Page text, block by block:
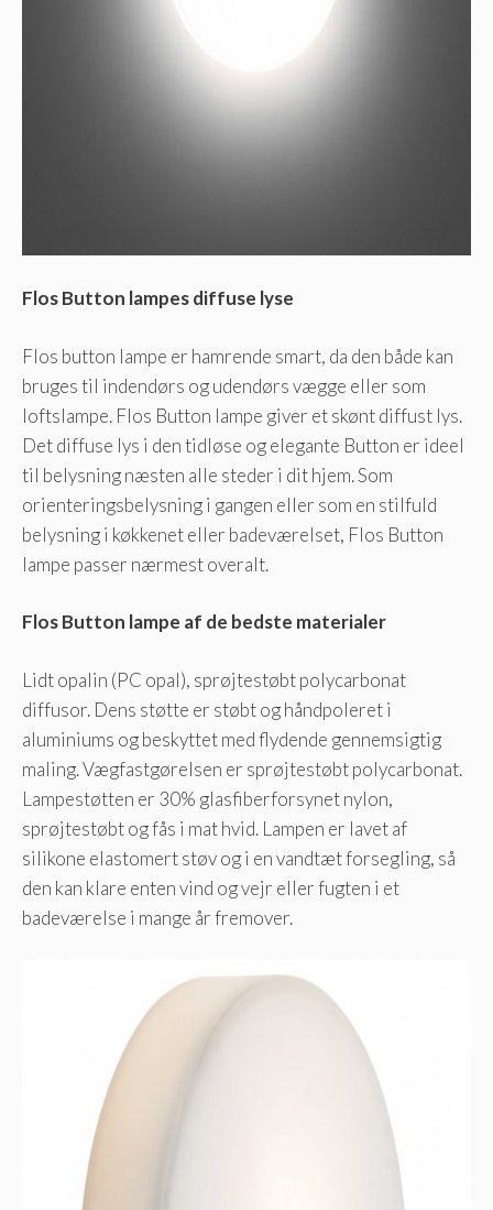
Flos Button lampes diffuse lyse
Flos button lampe er hamrende smart, da den både kan
bruges til indendørs og udendørs vægge eller som
loftslampe. Flos Button lampe giver et skønt diffust lys.
Det diffuse lys i den tidløse og elegante Button er ideel
til belysning næsten alle steder i dit hjem. Som
orienteringsbelysning i gangen eller som en stilfuld
belysning i køkkenet eller badeværelset, Flos Button
lampe passer nærmest overalt.
Flos Button lampe af de bedste materialer
Lidt opalin (PC opal), sprøjtestøbt polycarbonat
diffusor. Dens støtte er støbt og håndpoleret i
aluminiums og beskyttet med flydende gennemsigtig
maling. Vægfastgørelsen er sprøjtestøbt polycarbonat.
Lampestøtten er 30% glasfiberforsynet nylon,
sprøjtestøbt og fås i mat hvid. Lampen er lavet af
silikone elastomert støv og i en vandtæt forsegling, så
den kan klare enten vind og vejr eller fugten i et
badeværelse i mange år fremover.